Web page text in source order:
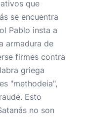
que
se encuentra
Pablo insta a
armadura de
firmes contra
griega
"methodeia",
Esto
no son